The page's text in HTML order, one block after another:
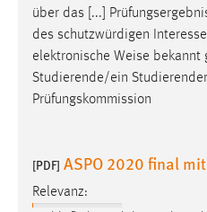
über das [...]
des schutzwürdigen
elektronische Weise bekannt
Studierende/ein
Prüfungskommission
[PDF] ASPO 2020 final
Relevanz: